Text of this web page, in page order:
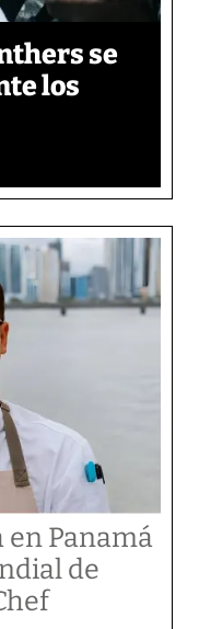
se
los
Panamá
de